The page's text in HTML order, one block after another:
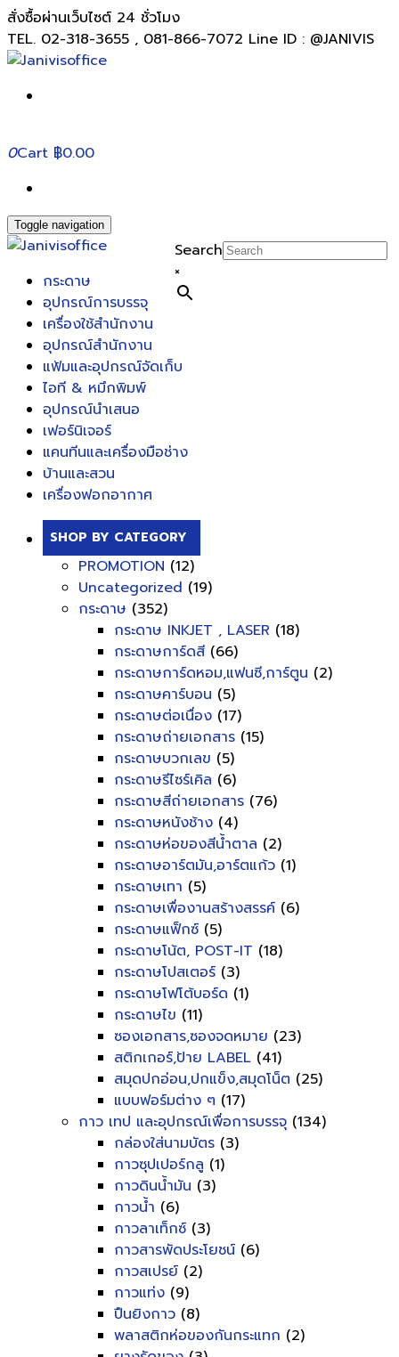
สั่งซื้อผ่านเว็บไซต์ 24 ชั่วโมง
TEL. 02-318-3655 , 081-866-7072 Line ID : @JANIVIS
0Cart ฿0.00
Toggle navigation
Search
×
กระดาษ
อุปกรณ์การบรรจุ
เครื่องใช้สำนักงาน
อุปกรณ์สำนักงาน
แฟ้มและอุปกรณ์จัดเก็บ
ไอที & หมึกพิมพ์
อุปกรณ์นำเสนอ
เฟอร์นิเจอร์
แคนทีนและเครื่องมือช่าง
บ้านและสวน
เครื่องฟอกอากาศ
SHOP BY CATEGORY
PROMOTION (12)
Uncategorized (19)
กระดาษ (352)
กระดาษ INKJET , LASER (18)
กระดาษการ์ดสี (66)
กระดาษการ์ดหอม,แฟนซี,การ์ตูน (2)
กระดาษคาร์บอน (5)
กระดาษต่อเนื่อง (17)
กระดาษถ่ายเอกสาร (15)
กระดาษบวกเลข (5)
กระดาษรีไซร์เคิล (6)
กระดาษสีถ่ายเอกสาร (76)
กระดาษหนังช้าง (4)
กระดาษห่อของสีน้ำตาล (2)
กระดาษอาร์ตมัน,อาร์ตแก้ว (1)
กระดาษเทา (5)
กระดาษเพื่องานสร้างสรรค์ (6)
กระดาษแฟ็กซ์ (5)
กระดาษโน้ต, POST-IT (18)
กระดาษโปสเตอร์ (3)
กระดาษโฟโต้บอร์ด (1)
กระดาษไข (11)
ซองเอกสาร,ซองจดหมาย (23)
สติกเกอร์,ป้าย LABEL (41)
สมุดปกอ่อน,ปกแข็ง,สมุดโน็ต (25)
แบบฟอร์มต่าง ๆ (17)
กาว เทป และอุปกรณ์เพื่อการบรรจุ (134)
กล่องใส่นามบัตร (3)
กาวซุปเปอร์กลู (1)
กาวดินน้ำมัน (3)
กาวน้ำ (6)
กาวลาเท็กซ์ (3)
กาวสารพัดประโยชน์ (6)
กาวสเปรย์ (2)
กาวแท่ง (9)
ปืนยิงกาว (8)
พลาสติกห่อของกันกระแทก (2)